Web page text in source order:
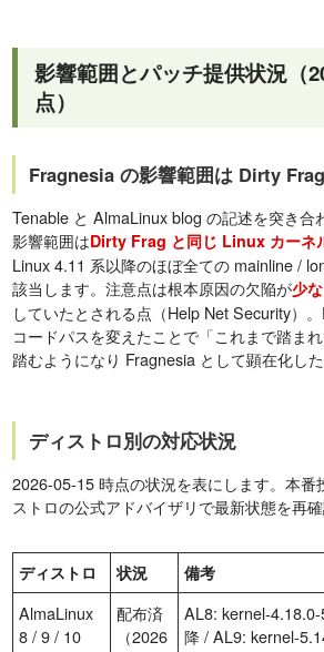
影響範囲とパッチ提供状況（
点）
Fragnesia の影響範囲は Dirty
Tenable と AlmaLinux blog の記述を突き合
影響範囲はDirty Frag と同じ Linux カーネ
Linux 4.11 系以降のほぼ全ての mainline /
該当します。注意点は根本原因の欠陥が少
していたとされる点（Help Net Security）
コードパスを変えたことで「これまで踏ま
踏むようになり Fragnesia として顕在化し
ディストロ別の対応状況
2026-05-15 時点の状況を表にします。本番
ストロの公式アドバイザリで最新状態を再確
ディストロ 状況 備考
AlmaLinux
8 / 9 / 10
配布済
（2026
AL8: kernel-
降 / AL9: kernel-